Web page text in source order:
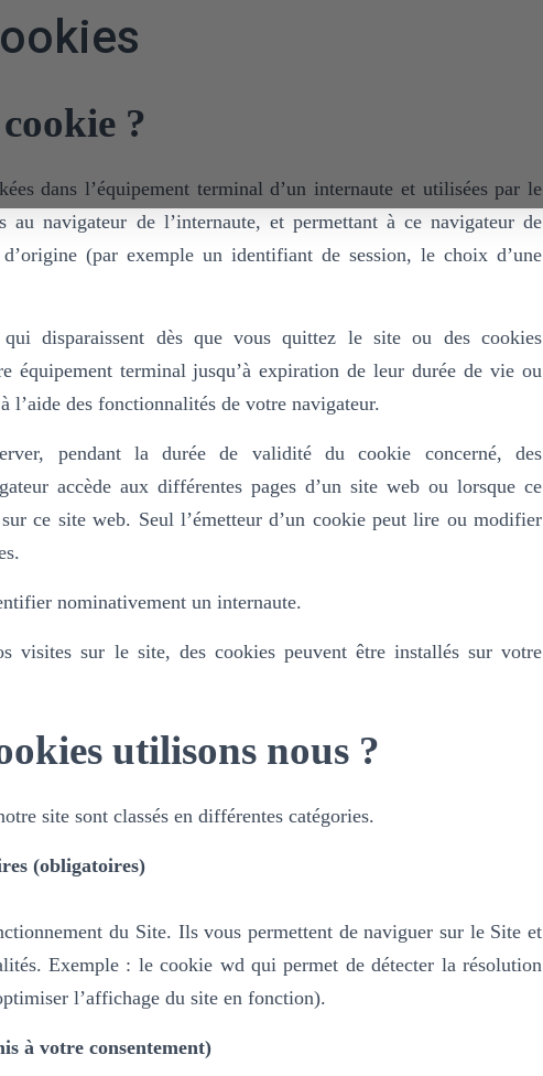
?
dans l’équipement terminal d’un internaute et utilisées par le
au navigateur de l’internaute, et permettant à ce navigateur de
(par exemple un identifiant de session, le choix d’une
disparaissent dès que vous quittez le site ou des cookies
équipement terminal jusqu’à expiration de leur durée de vie ou
l’aide des fonctionnalités de votre navigateur.
pendant la durée de validité du cookie concerné, des
accède aux différentes pages d’un site web ou lorsque ce
ce site web. Seul l’émetteur d’un cookie peut lire ou modifier
nominativement un internaute.
visites sur le site, des cookies peuvent être installés sur votre
utilisons nous ?
site sont classés en différentes catégories.
(obligatoires)
du Site. Ils vous permettent de naviguer sur le Site et
Exemple : le cookie wd qui permet de détecter la résolution
l’affichage du site en fonction).
à votre consentement)